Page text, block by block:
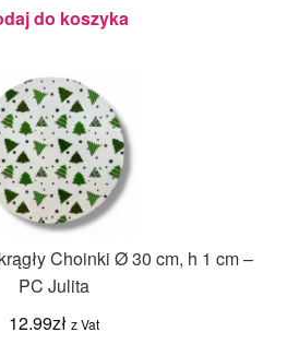
do koszyka
Choinki Ø 30 cm, h 1 cm –
PC Julita
12.99zł z Vat